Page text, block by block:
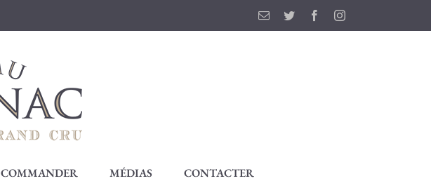
EmailTwitter FacebookInstagram
COMMANDER MÉDIAS CONTACTER